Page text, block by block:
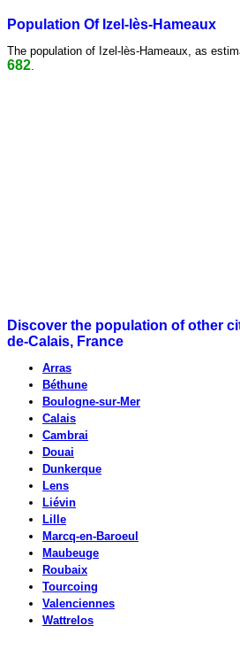
Population Of Izel-lès-Hameaux
The population of Izel-lès-Hameaux, as
682
Discover the population of other
de-Calais, France
Arras
Béthune
Boulogne-sur-Mer
Calais
Cambrai
Douai
Dunkerque
Lens
Liévin
Lille
Marcq-en-Baroeul
Maubeuge
Roubaix
Tourcoing
Valenciennes
Wattrelos